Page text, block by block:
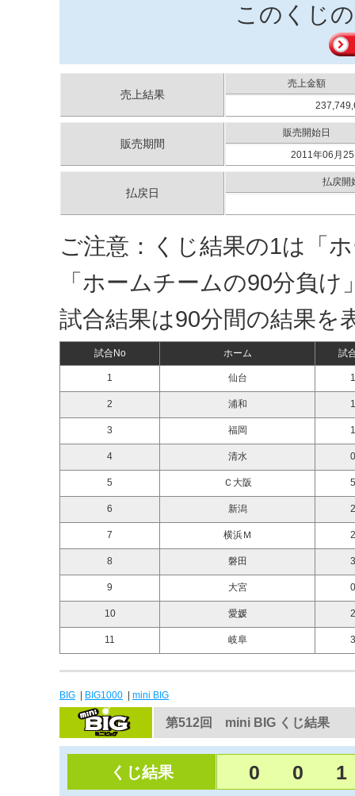
このくじ
売上結果
売上金額
販売期間
販売開始日
2011年06月
払戻日
払戻開
ご注意：くじ結果の1は「
「ホームチームの90分負
試合結果は90分間の結果を
試合No ホーム 試
1 仙台
2 浦和
3 福岡
4 清水
5 Ｃ大阪
6 新潟
7 横浜Ｍ
8 磐田
9 大宮
10 愛媛
11 岐阜
BIG BIG1000 mini BIG
第512回 mini BIG くじ結果
くじ結果 0 0 1